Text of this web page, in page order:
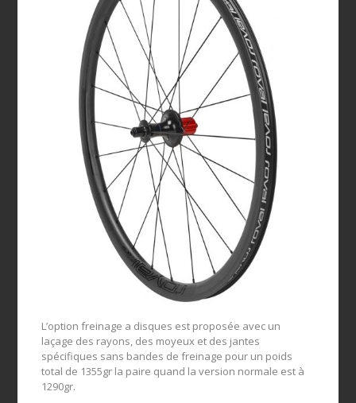
L’option freinage a disques est proposée avec un
laçage des rayons, des moyeux et des jantes
spécifiques sans bandes de freinage pour un poids
total de 1355gr la paire quand la version normale est à
1290gr.